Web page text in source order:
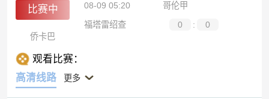
比赛中 08-09 05:20
哥伦甲
福塔雷绍查
0 :
0
侨卡巴
观看比赛：
高清线路
更多